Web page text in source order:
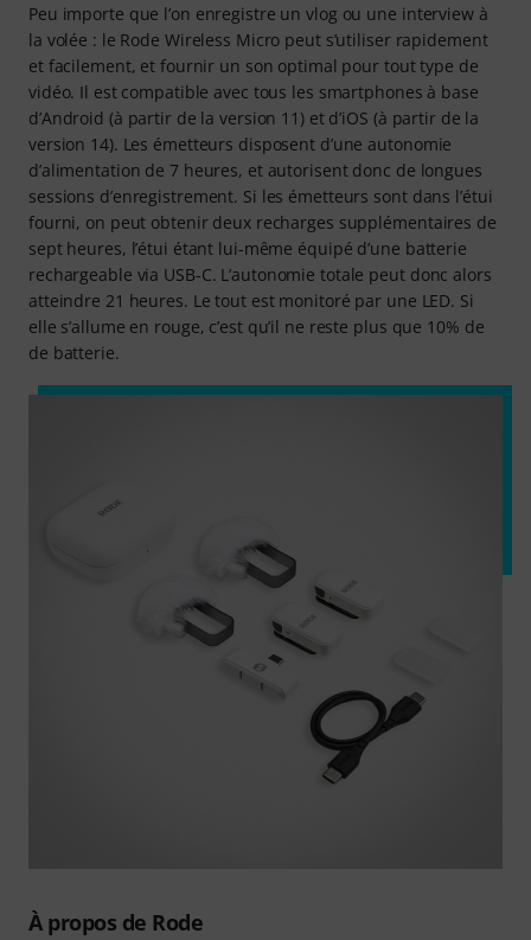
Peu importe que l’on enregistre un vlog ou une interview à
la volée : le Rode Wireless Micro peut s’utiliser rapidement
et facilement, et fournir un son optimal pour tout type de
vidéo. Il est compatible avec tous les smartphones à base
d’Android (à partir de la version 11) et d’iOS (à partir de la
version 14). Les émetteurs disposent d’une autonomie
d’alimentation de 7 heures, et autorisent donc de longues
sessions d’enregistrement. Si les émetteurs sont dans l’étui
fourni, on peut obtenir deux recharges supplémentaires de
sept heures, l’étui étant lui-même équipé d’une batterie
rechargeable via USB-C. L’autonomie totale peut donc alors
atteindre 21 heures. Le tout est monitoré par une LED. Si
elle s’allume en rouge, c’est qu’il ne reste plus que 10% de
de batterie.
À propos de Rode